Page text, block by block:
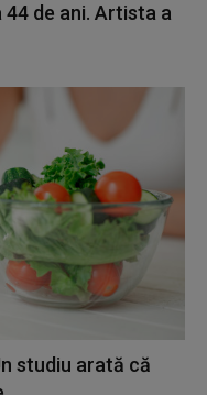
de ani. Artista a
studiu arată că